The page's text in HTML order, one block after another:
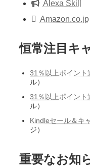
Alexa Skill
Amazon.co.jp
恒常注目キ
31％以上ポイント
ル）
31％以上ポイント
ル）
Kindleセール＆キ
ジ）
重要なお知